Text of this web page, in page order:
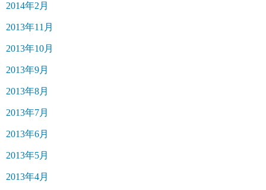
2014年2月
2013年11月
2013年10月
2013年9月
2013年8月
2013年7月
2013年6月
2013年5月
2013年4月